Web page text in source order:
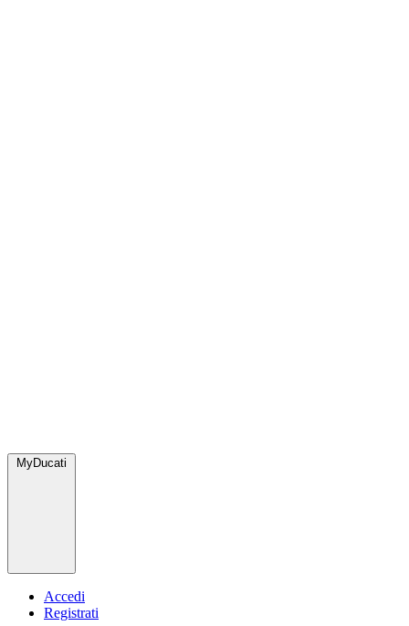
MyDucati
Accedi
Registrati